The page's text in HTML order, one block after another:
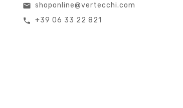
email shoponline@vertecchi.com
call +39 06 33 22 821